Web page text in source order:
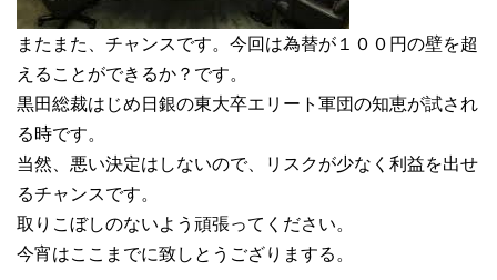
またまた、チャンスです。今回は為替が１００円の壁を超
えることができるか？です。
黒田総裁はじめ日銀の東大卒エリート軍団の知恵が試され
る時です。
当然、悪い決定はしないので、リスクが少なく利益を出せ
るチャンスです。
取りこぼしのないよう頑張ってください。
今宵はここまでに致しとうござりまする。